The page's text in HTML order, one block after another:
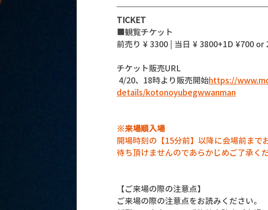
TICKET
■観覧チケット
前売り ¥ 3300 | 当日 ¥ 3800+1D ¥700 or
チケット販売URL
4/20、18時より販売開始https://
details/kotonoyubegwwanman
※来場順入場
開場時刻の【15分前】以降に会場前ま
待ち頂けませんのであらかじめご了承くだ
【ご来場の際の注意点】
ご来場の際の注意点をお読みください。